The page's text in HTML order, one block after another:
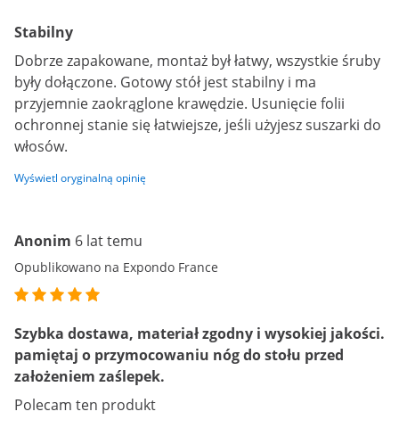
Stabilny
Dobrze zapakowane, montaż był łatwy, wszystkie śruby
były dołączone. Gotowy stół jest stabilny i ma
przyjemnie zaokrąglone krawędzie. Usunięcie folii
ochronnej stanie się łatwiejsze, jeśli użyjesz suszarki do
włosów.
Wyświetl oryginalną opinię
Anonim 6 lat temu
Opublikowano na Expondo France
Szybka dostawa, materiał zgodny i wysokiej jakości.
pamiętaj o przymocowaniu nóg do stołu przed
założeniem zaślepek.
Polecam ten produkt